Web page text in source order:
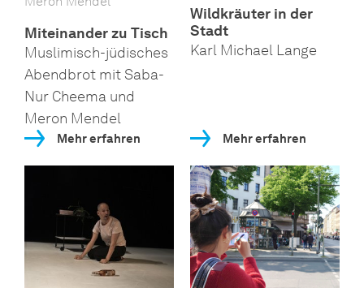
Miteinander zu Tisch
Muslimisch-jüdisches
Abendbrot mit Saba-
Nur Cheema und
Meron Mendel
Mehr erfahren
Wildkräuter in der
Stadt
Karl Michael Lange
Mehr erfahren